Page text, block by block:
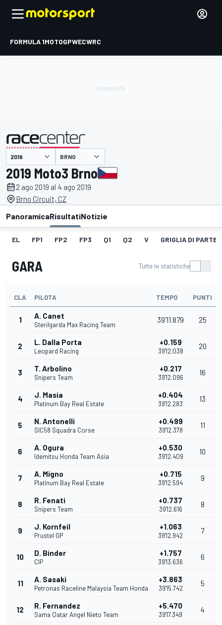
FORMULA 1MOTOGPWECWRC
presentato da BRNO
2019 Moto3 Brno
2 ago 2019 al 4 ago 2019
Brno Circuit, CZ
PanoramicaRisultatiNotizie
EL FP1 FP2 FP3 Q1 Q2 V GRIGLIA DI
GARA Tutte le statistiche
CLA PILOTA TEMPO PUNTI
1 A. Canet
Sterilgarda Max Racing Team
39'11.879 25
2 L. Dalla Porta
Leopard Racing
+0.159
39'12.038
20
3 T. Arbolino
Snipers Team
+0.217
39'12.096
16
4 J. Masia
Platinum Bay Real Estate
+0.404
39'12.283
13
5 N. Antonelli
SIC58 Squadra Corse
+0.499
39'12.378
11
6 A. Ogura
Idemitsu Honda Team Asia
+0.530
39'12.409
10
7 A. Migno
Platinum Bay Real Estate
+0.715
39'12.594
9
8 R. Fenati
Snipers Team
+0.737
39'12.616
8
9 J. Kornfeil
Prustel GP
+1.063
39'12.942
7
10 D. Binder
CIP
+1.757
39'13.636
6
11 A. Sasaki
Petronas Raceline Malaysia Team Honda
+3.863
39'15.742
5
12 R. Fernandez
Sama Qatar Angel Nieto Team
+5.470
39'17.349
4